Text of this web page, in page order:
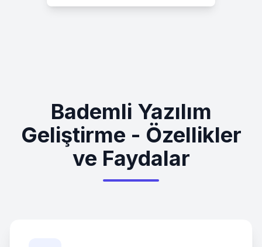
Bademli Yazılım
Geliştirme - Özellikler
ve Faydalar